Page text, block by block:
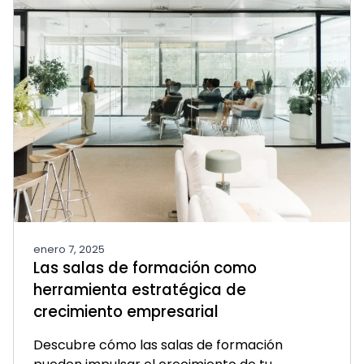
enero 7, 2025
Las salas de formación como
herramienta estratégica de
crecimiento empresarial
Descubre cómo las salas de formación